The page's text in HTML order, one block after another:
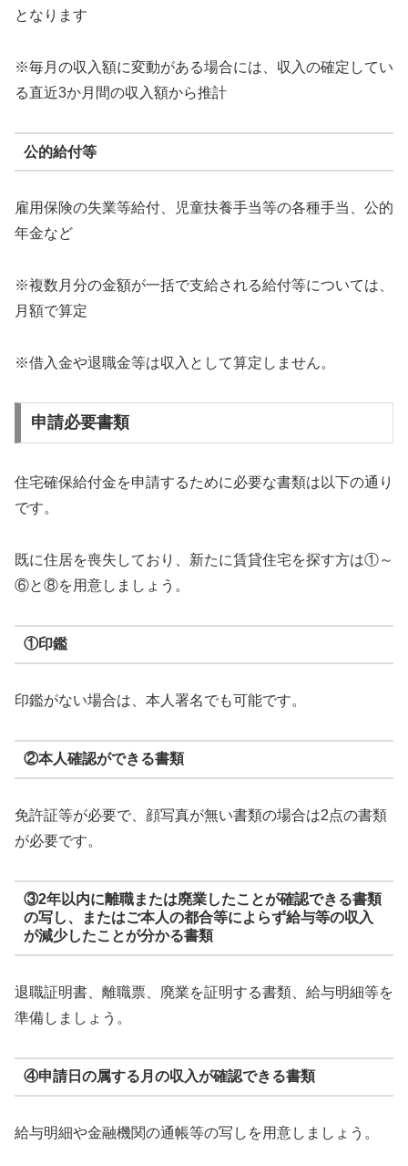
となります
※毎月の収入額に変動がある場合には、収入の確定してい
る直近3か月間の収入額から推計
公的給付等
雇用保険の失業等給付、児童扶養手当等の各種手当、公的
年金など
※複数月分の金額が一括で支給される給付等については、
月額で算定
※借入金や退職金等は収入として算定しません。
申請必要書類
住宅確保給付金を申請するために必要な書類は以下の通り
です。
既に住居を喪失しており、新たに賃貸住宅を探す方は①～
⑥と⑧を用意しましょう。
①印鑑
印鑑がない場合は、本人署名でも可能です。
②本人確認ができる書類
免許証等が必要で、顔写真が無い書類の場合は2点の書類
が必要です。
③2年以内に離職または廃業したことが確認できる書類
の写し、またはご本人の都合等によらず給与等の収入
が減少したことが分かる書類
退職証明書、離職票、廃業を証明する書類、給与明細等を
準備しましょう。
④申請日の属する月の収入が確認できる書類
給与明細や金融機関の通帳等の写しを用意しましょう。